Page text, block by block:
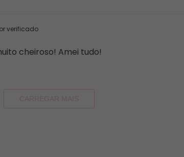
verificado
cheiroso! Amei tudo!
CARREGAR MAIS